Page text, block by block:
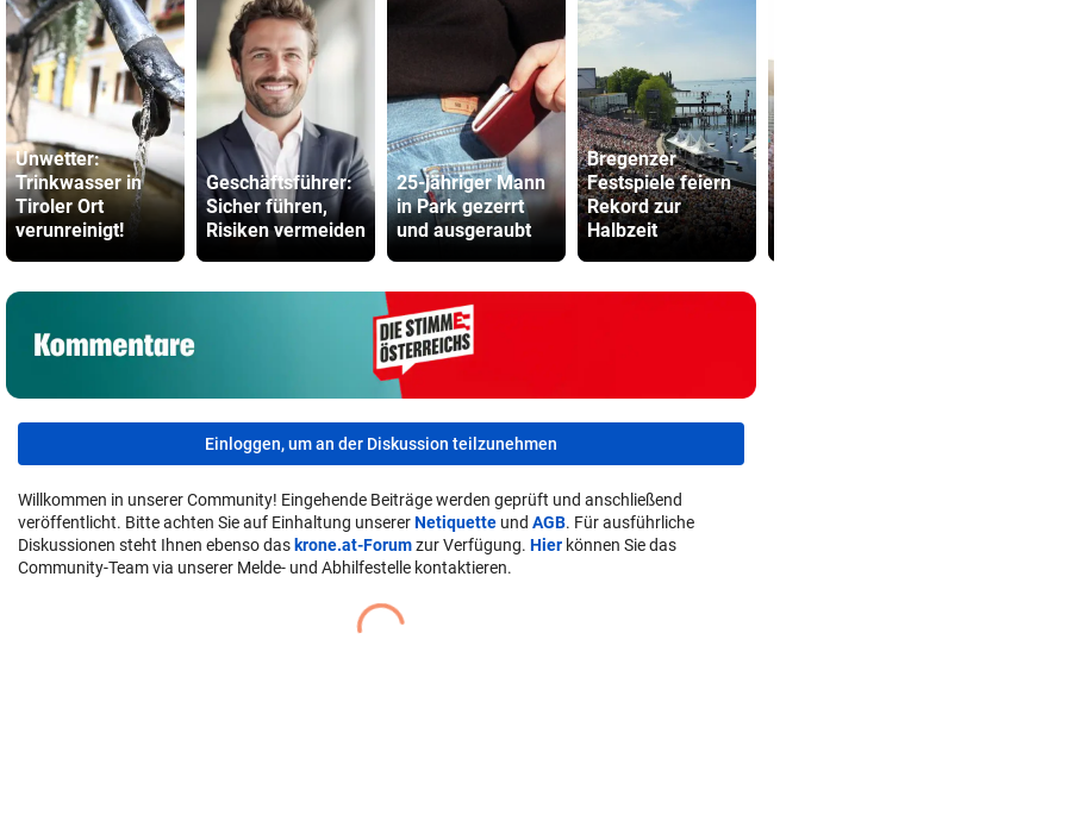
Unwetter:
Trinkwasser in
Tiroler Ort
verunreinigt!
Geschäftsführer:
Sicher führen,
Risiken vermeiden
25-jähriger Mann
in Park gezerrt
und ausgeraubt
Bregenzer
Festspiele feiern
Rekord zur
Halbzeit
Einloggen, um an der Diskussion teilzunehmen
Willkommen in unserer Community! Eingehende Beiträge werden geprüft und anschließend
veröffentlicht. Bitte achten Sie auf Einhaltung unsererNetiquette und AGB. Für ausführliche
Diskussionen steht Ihnen ebenso das krone.at-Forumzur Verfügung. Hier können Sie das
Community-Team via unserer Melde- und Abhilfestelle kontaktieren.